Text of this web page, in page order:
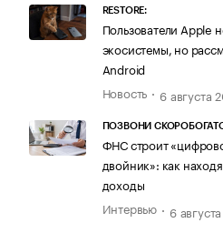
RESTORE:
Пользователи Apple
экосистемы, но
Android
Новость
6 августа
ПОЗВОНИ
ФНС строит
двойник»: как
доходы
Интервью
6